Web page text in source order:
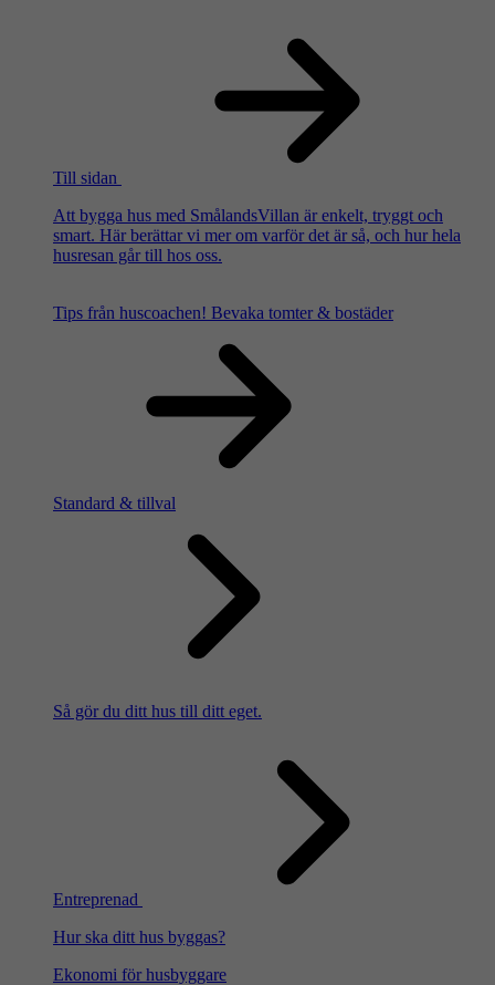
Till sidan
Att bygga hus med SmålandsVillan är enkelt, tryggt och
smart. Här berättar vi mer om varför det är så, och hur hela
husresan går till hos oss.
Tips från huscoachen! Bevaka tomter & bostäder
Standard & tillval
Så gör du ditt hus till ditt eget.
Entreprenad
Hur ska ditt hus byggas?
Ekonomi för husbyggare